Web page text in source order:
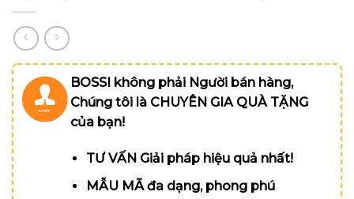
BOSSI không phải Người bán hàng,
Chúng tôi là CHUYÊN GIA QUÀ TẶNG
của bạn!
TƯ VẤN Giải pháp hiệu quả nhất!
MẪU MÃ đa dạng, phong phú